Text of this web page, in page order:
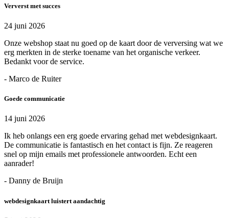
Ververst met succes
24 juni 2026
Onze webshop staat nu goed op de kaart door de verversing wat we
erg merkten in de sterke toename van het organische verkeer.
Bedankt voor de service.
- Marco de Ruiter
Goede communicatie
14 juni 2026
Ik heb onlangs een erg goede ervaring gehad met webdesignkaart.
De communicatie is fantastisch en het contact is fijn. Ze reageren
snel op mijn emails met professionele antwoorden. Echt een
aanrader!
- Danny de Bruijn
webdesignkaart luistert aandachtig